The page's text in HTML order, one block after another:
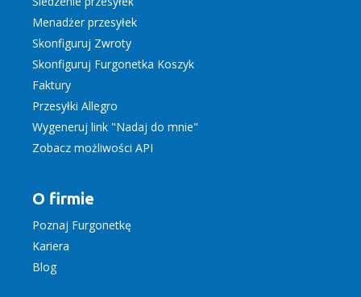
Menadżer przesyłek
Skonfiguruj Zwroty
Skonfiguruj Furgonetka Koszyk
Faktury
Przesyłki Allegro
Wygeneruj link "Nadaj do mnie"
Zobacz możliwości API
O firmie
Poznaj Furgonetkę
Kariera
Blog